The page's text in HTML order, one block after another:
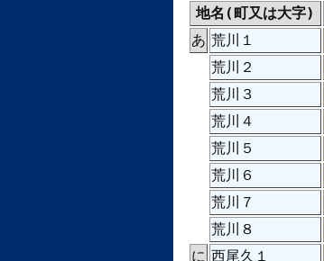
地名(町又は大字)
あ 荒川１
荒川２
荒川３
荒川４
荒川５
荒川６
荒川７
荒川８
に 西尾久１